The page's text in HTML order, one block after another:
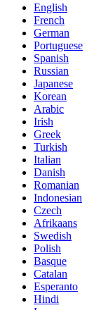
English
French
German
Portuguese
Spanish
Russian
Japanese
Korean
Arabic
Irish
Greek
Turkish
Italian
Danish
Romanian
Indonesian
Czech
Afrikaans
Swedish
Polish
Basque
Catalan
Esperanto
Hindi